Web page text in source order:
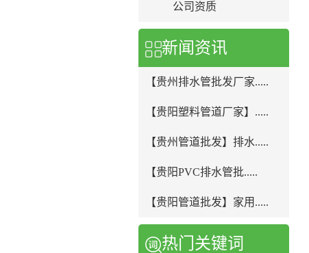
公司资质
新闻资讯
【贵州排水管批发厂家.....
【贵阳塑料管道厂家】.....
【贵州管道批发】排水.....
【贵阳PVC排水管批.....
【贵阳管道批发】家用.....
热门关键词